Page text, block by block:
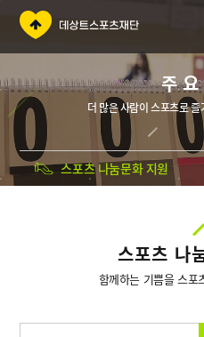
주
더 많은 사람이 스포츠로
스포츠 나눔문화 지원
스포츠 나
함께하는 기쁨을 스포